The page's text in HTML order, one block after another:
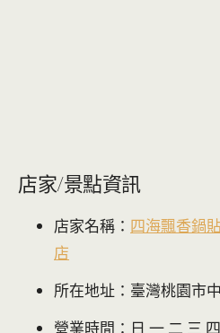
店家/景點資訊
店家名稱： 四海飄香鍋
店
所在地址：臺灣桃園市
營業時間：日 一 二 三